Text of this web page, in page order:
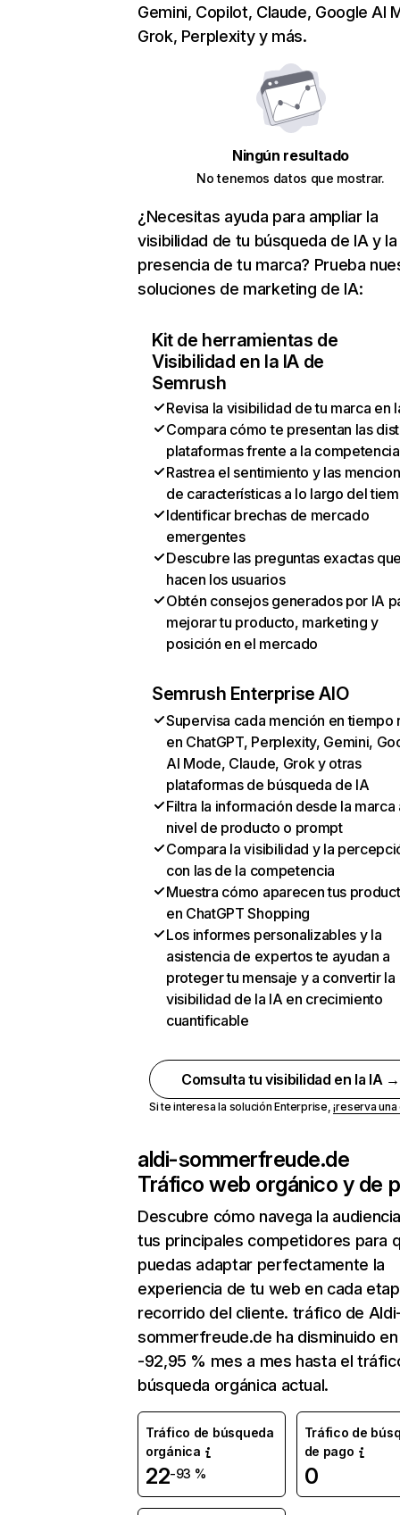
Gemini, Copilot, Claude, Google AI
Grok, Perplexity y más.
Ningún resultado
No tenemos datos que mostrar.
¿Necesitas ayuda para ampliar la
visibilidad de tu búsqueda de IA y la
presencia de tu marca? Prueba
soluciones de marketing de IA:
Kit de herramientas de
Visibilidad en la IA de
Semrush
Revisa la visibilidad de tu marca en
Compara cómo te presentan las
plataformas frente a la competencia
Rastrea el sentimiento y las
de características a lo largo del
Identificar brechas de mercado
emergentes
Descubre las preguntas exactas
hacen los usuarios
Obtén consejos generados por IA
mejorar tu producto, marketing y
posición en el mercado
Semrush Enterprise AIO
Supervisa cada mención en tiempo
en ChatGPT, Perplexity, Gemini,
AI Mode, Claude, Grok y otras
plataformas de búsqueda de IA
Filtra la información desde la marca
nivel de producto o prompt
Compara la visibilidad y la
con las de la competencia
Muestra cómo aparecen tus
en ChatGPT Shopping
Los informes personalizables y la
asistencia de expertos te ayudan a
proteger tu mensaje y a convertir la
visibilidad de la IA en crecimiento
cuantificable
Comsulta tu visibilidad en la IA →
Si te interesa la solución Enterprise,¡reserva
aldi-sommerfreude.de
Tráfico web orgánico y de
Descubre cómo navega la
tus principales competidores para
puedas adaptar perfectamente la
experiencia de tu web en cada
recorrido del cliente. tráfico de
sommerfreude.de ha disminuido en
-92,95 % mes a mes hasta el
búsqueda orgánica actual.
Tráfico de búsqueda
orgánica
22-93 %
Tráfico de
de pago
0